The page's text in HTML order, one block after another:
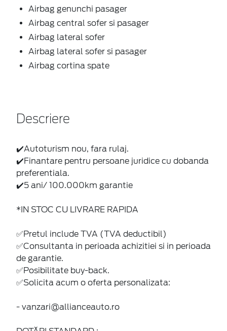
Airbag genunchi pasager
Airbag central sofer si pasager
Airbag lateral sofer
Airbag lateral sofer si pasager
Airbag cortina spate
Descriere
✔️Autoturism nou, fara rulaj.
✔️Finantare pentru persoane juridice cu dobanda
preferentiala.
✔️5 ani/ 100.000km garantie
*IN STOC CU LIVRARE RAPIDA
✅Pretul include TVA (TVA deductibil)
✅Consultanta in perioada achizitiei si in perioada
de garantie.
✅Posibilitate buy-back.
✅Solicita acum o oferta personalizata:
- vanzari@allianceauto.ro